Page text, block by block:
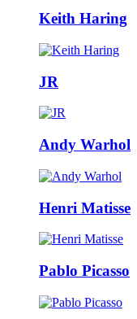
Keith Haring
JR
Andy Warhol
Henri Matisse
Pablo Picasso